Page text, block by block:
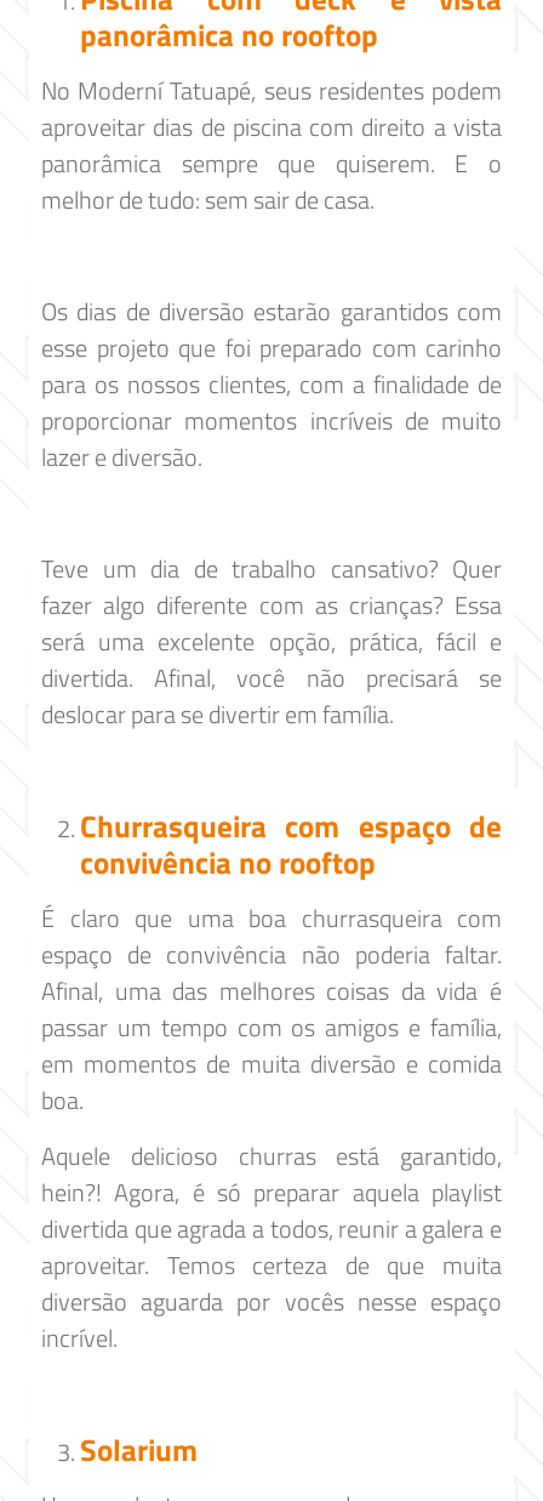
panorâmica no rooftop
No Moderní Tatuapé, seus residentes podem
aproveitar dias de piscina com direito a vista
panorâmica sempre que quiserem. E o
melhor de tudo: sem sair de casa.
Os dias de diversão estarão garantidos com
esse projeto que foi preparado com carinho
para os nossos clientes, com a finalidade de
proporcionar momentos incríveis de muito
lazer e diversão.
Teve um dia de trabalho cansativo? Quer
fazer algo diferente com as crianças? Essa
será uma excelente opção, prática, fácil e
divertida. Afinal, você não precisará se
deslocar para se divertir em família.
Churrasqueira com espaço de
convivência no rooftop
É claro que uma boa churrasqueira com
espaço de convivência não poderia faltar.
Afinal, uma das melhores coisas da vida é
passar um tempo com os amigos e família,
em momentos de muita diversão e comida
boa.
Aquele delicioso churras está garantido,
hein?! Agora, é só preparar aquela playlist
divertida que agrada a todos, reunir a galera e
aproveitar. Temos certeza de que muita
diversão aguarda por vocês nesse espaço
incrível.
Solarium